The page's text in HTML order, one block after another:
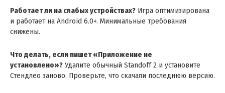
Работает ли на слабых устройствах? Игра оптимизирована
и работает на Android 6.0+. Минимальные требования
снижены.
Что делать, если пишет «Приложение не
установлено»? Удалите обычный Standoff 2 и установите
Стендлео заново. Проверьте, что скачали последнюю версию.